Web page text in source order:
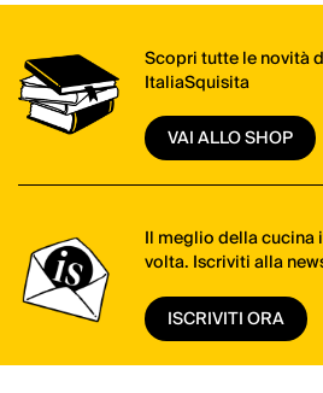
Scopri tutte le novità
ItaliaSquisita
VAI ALLO SHOP
Il meglio della cucina
volta. Iscriviti alla
ISCRIVITI ORA